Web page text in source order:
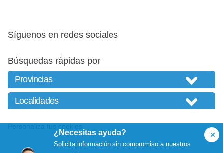
¿Necesitas ayuda?
Solicita información sin compromiso a nuestros
Síguenos en redes sociales
Búsquedas rápidas por